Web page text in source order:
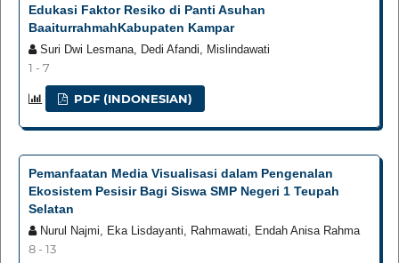
Edukasi Faktor Resiko di Panti Asuhan
BaaiturrahmahKabupaten Kampar
Suri Dwi Lesmana, Dedi Afandi, Mislindawati
1 - 7
PDF (INDONESIAN)
Pemanfaatan Media Visualisasi dalam Pengenalan
Ekosistem Pesisir Bagi Siswa SMP Negeri 1 Teupah
Selatan
Nurul Najmi, Eka Lisdayanti, Rahmawati, Endah Anisa Rahma
8 - 13